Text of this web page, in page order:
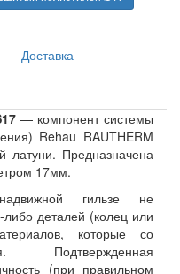
Доставка
— компонент системы
Rehau RAUTHERM
латуни. Предназначена
17мм.
гильзе не
либо деталей (колец или
которые со
Подтвержденная
(при правильном